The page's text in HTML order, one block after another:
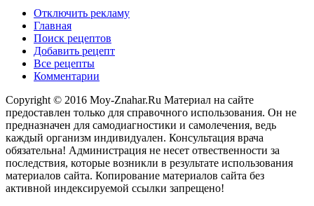
Отключить рекламу
Главная
Поиск рецептов
Добавить рецепт
Все рецепты
Комментарии
Copyright © 2016 Moy-Znahar.Ru Материал на сайте
предоставлен только для справочного использования. Он не
предназначен для самодиагностики и самолечения, ведь
каждый организм индивидуален. Консультация врача
обязательна! Администрация не несет отвественности за
последствия, которые возникли в результате использования
материалов сайта. Копирование материалов сайта без
активной индексируемой ссылки запрещено!